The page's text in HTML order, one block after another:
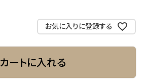
お気に入りに登録する
カートに入れる